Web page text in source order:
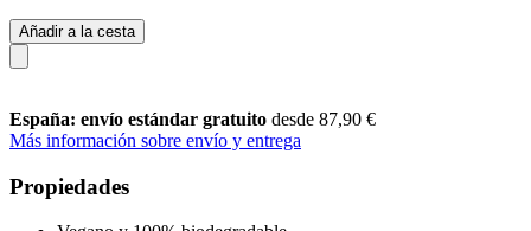
Añadir a la cesta
España: envío estándar gratuito desde 87,90 €
Más información sobre envío y entrega
Propiedades